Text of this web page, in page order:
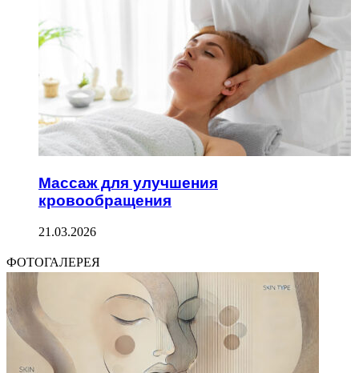
Массаж для улучшения
кровообращения
21.03.2026
ФОТОГАЛЕРЕЯ